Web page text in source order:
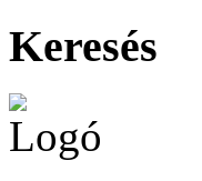
Keresés